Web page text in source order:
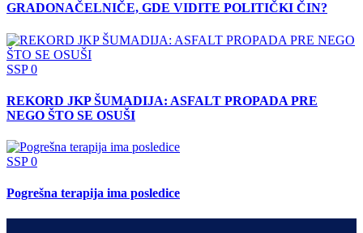
GRADONAČELNIČE, GDE VIDITE POLITIČKI ČIN?
SSP0
REKORD JKP ŠUMADIJA: ASFALT PROPADA PRE
NEGO ŠTO SE OSUŠI
SSP0
Pogrešna terapija ima posledice